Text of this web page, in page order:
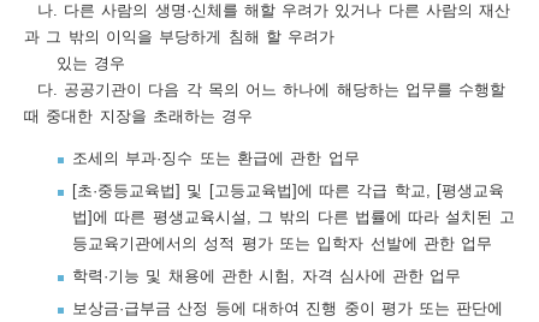
나. 다른 사람의 생명·신체를 해할 우려가 있거나 다른 사람의 재산
과 그 밖의 이익을 부당하게 침해 할 우려가
있는 경우
다. 공공기관이 다음 각 목의 어느 하나에 해당하는 업무를 수행할
때 중대한 지장을 초래하는 경우
조세의 부과·징수 또는 환급에 관한 업무
[초·중등교육법] 및 [고등교육법]에 따른 각급 학교, [평생교육
법]에 따른 평생교육시설, 그 밖의 다른 법률에 따라 설치된 고
등교육기관에서의 성적 평가 또는 입학자 선발에 관한 업무
학력·기능 및 채용에 관한 시험, 자격 심사에 관한 업무
보상금·급부금 산정 등에 대하여 진행 중이 평가 또는 판단에
다
로
드